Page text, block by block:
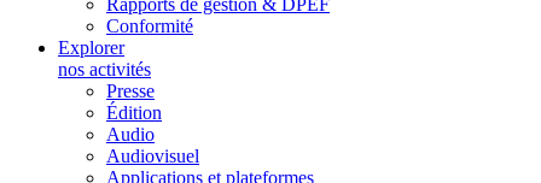
Rapports de gestion & DPEF
Conformité
Explorer
nos activités
Presse
Édition
Audio
Audiovisuel
Applications et plateformes